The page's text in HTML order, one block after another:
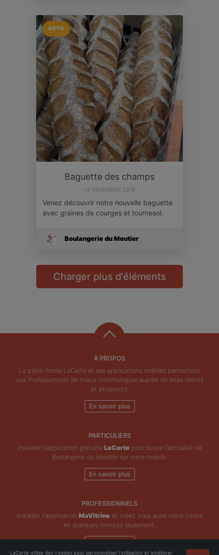
ACTU
Baguette des champs
14 NOVEMBRE 2018
Venez découvrir notre nouvelle baguette
avec graines de courges et tournesol.
Boulangerie du Moutier
Charger plus d'éléments
À PROPOS
La plate-forme LaCarte et ses applications mobiles permettent
aux Professionnels de mieux communiquer auprès de leurs clients
et prospects.
En savoir plus
PARTICULIERS
Installez l'application gratuite LaCartepour suivre l'actualité de
Boulangerie du Moutiersur votre mobile.
En savoir plus
PROFESSIONNELS
Installez l'application MaVitrineet créez vous aussi votre vitrine
en quelques minutes seulement.
En savoir plus
LaCarte utilise des cookies pour personnaliser l'utilisation et améliorer